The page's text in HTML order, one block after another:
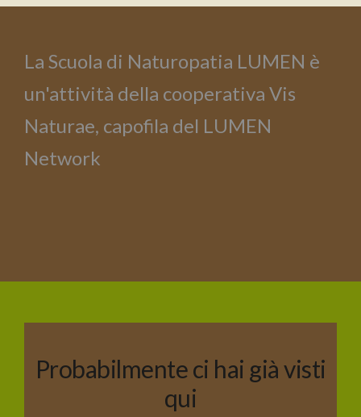
La Scuola di Naturopatia LUMEN è
un'attività della cooperativa Vis
Naturae, capofila del LUMEN
Network
Probabilmente ci hai già visti
qui